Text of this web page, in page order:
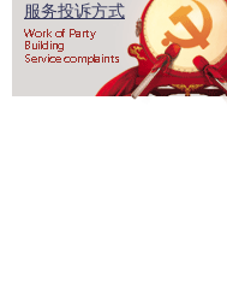
服务投诉方式